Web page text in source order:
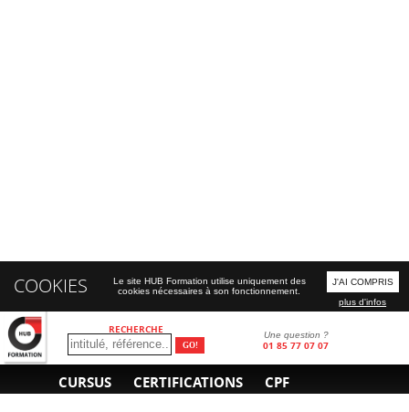
RECHERCHE Une question ?
01 85 77 07 07
CURSUS CERTIFICATIONS CPF
COOKIES
Le site HUB Formation utilise uniquement des
cookies nécessaires à son fonctionnement.
J'AI COMPRIS
plus d'infos